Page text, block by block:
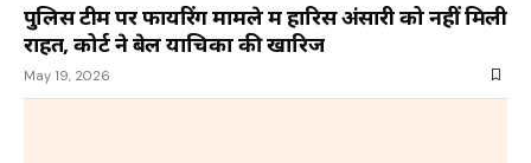
पुलिस टीम पर फायरिंग मामले में हारिस अंसारी को नहीं मिली
राहत, कोर्ट ने बेल याचिका की खारिज
May 19, 2026